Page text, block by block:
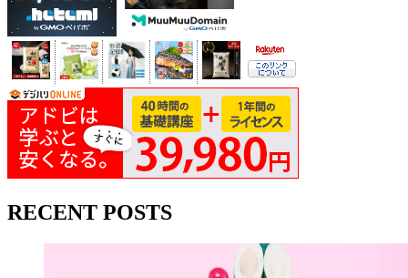
RECENT POSTS